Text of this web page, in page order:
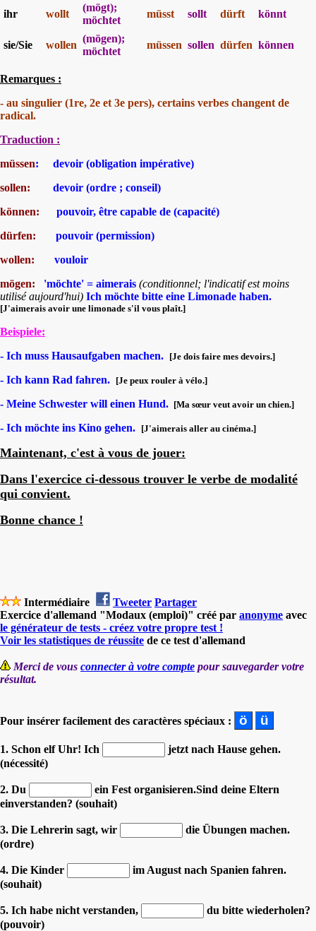
ihr wollt
(mögt);
möchtet
müsst sollt dürft könnt
sie/Sie wollen
(mögen);
möchtet
müssen sollen dürfen können
Remarques :
- au singulier (1re, 2e et 3e pers), certains verbes changent de
radical.
Traduction :
müssen: devoir (obligation impérative)
sollen:
devoir (ordre ; conseil)
können: pouvoir, être capable de (capacité)
dürfen:
pouvoir (permission)
wollen:
vouloir
mögen: 'möchte' = aimerais (conditionnel; l'indicatif est moins
utilisé aujourd'hui) Ich möchte bitte eine Limonade haben.
[J'aimerais avoir une limonade s'il vous plaît.]
Beispiele:
- Ich muss Hausaufgaben machen. [Je dois faire mes devoirs.]
- Ich kann Rad fahren. [Je peux rouler à vélo.]
- Meine Schwester will einen Hund. [Ma sœur veut avoir un chien.]
- Ich möchte ins Kino gehen. [J'aimerais aller au cinéma.]
Maintenant, c'est à vous de jouer:
Dans l'exercice ci-dessous trouver le verbe de modalité
qui convient.
Bonne chance !
Intermédiaire Tweeter Partager
Exercice d'allemand "Modaux (emploi)" créé par anonyme avec
le générateur de tests - créez votre propre test !
Voir les statistiques de réussite de ce test d'allemand
Merci de vous connecter à votre compte pour sauvegarder votre
résultat.
Pour insérer facilement des caractères spéciaux :
1. Schon elf Uhr! Ich
jetzt nach Hause gehen.
(nécessité)
2. Du
ein Fest organisieren.Sind deine Eltern
einverstanden? (souhait)
3. Die Lehrerin sagt, wir
die Übungen machen.
(ordre)
4. Die Kinder
im August nach Spanien fahren.
(souhait)
5. Ich habe nicht verstanden,
du bitte wiederholen?
(pouvoir)